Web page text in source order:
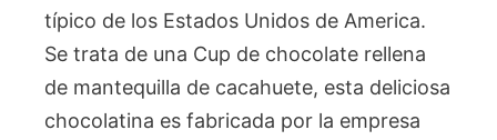
típico de los Estados Unidos de America.
Se trata de una Cup de chocolate rellena
de mantequilla de cacahuete, esta deliciosa
chocolatina es fabricada por la empresa